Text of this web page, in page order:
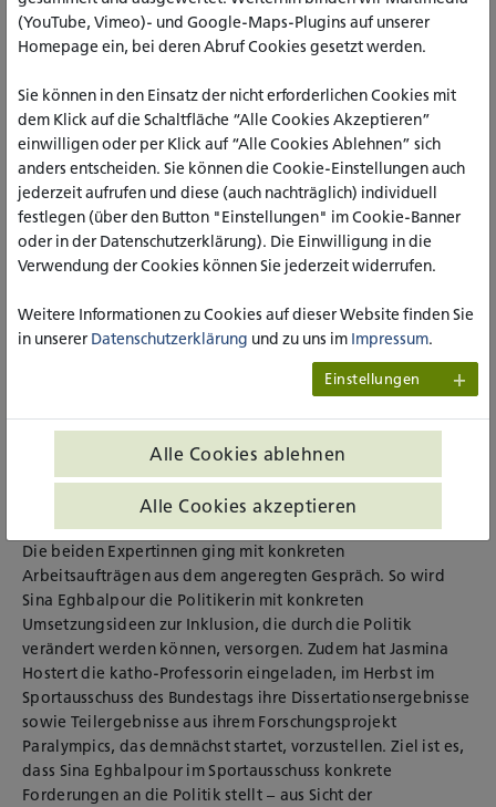
In kleineren Schritten denken, um
das Ziel langfristig zu erreichen
Die SPD-Abgeordnete berichtete, dass das Inklusionsthema
dennoch in allen Bundestagsausschüssen Thema sei.
Zumindest in der Theorie äußerten sich alle für eine inklusive
Gesellschaft, aber in der Praxis scheitere es an der
Umsetzung, vor allem an den finanziellen Mitteln und dem
damit verbundene Arbeitsaufwand. Daher vertritt die
Politikerin die Meinung, dass man in kleineren Schritten
denken solle, um das Ziel langfristig zu erreichen. Größere
Pläne „überfallen“ die Menschen und sind meistens mit viel
Geld und viel Aufwand verbunden. Kleinere Pläne könnten
hingegen eher umgesetzt werden und führten langfristig
Bald die Chance, im Sportausschuss
des Bundestags konkrete
Forderungen an die Politik zu
Die beiden Expertinnen ging mit konkreten
Arbeitsaufträgen aus dem angeregten Gespräch. So wird
Sina Eghbalpour die Politikerin mit konkreten
Umsetzungsideen zur Inklusion, die durch die Politik
verändert werden können, versorgen. Zudem hat Jasmina
Hostert die katho-Professorin eingeladen, im Herbst im
Sportausschuss des Bundestags ihre Dissertationsergebnisse
sowie Teilergebnisse aus ihrem Forschungsprojekt
Paralympics, das demnächst startet, vorzustellen. Ziel ist es,
dass Sina Eghbalpour im Sportausschuss konkrete
Forderungen an die Politik stellt – aus Sicht der
(YouTube, Vimeo)- und Google-Maps-Plugins auf unserer
Homepage ein, bei deren Abruf Cookies gesetzt werden.
Sie können in den Einsatz der nicht erforderlichen Cookies mit
dem Klick auf die Schaltfläche “Alle Cookies Akzeptieren”
einwilligen oder per Klick auf “Alle Cookies Ablehnen” sich
anders entscheiden. Sie können die Cookie-Einstellungen auch
jederzeit aufrufen und diese (auch nachträglich) individuell
festlegen (über den Button "Einstellungen" im Cookie-Banner
oder in der Datenschutzerklärung). Die Einwilligung in die
Verwendung der Cookies können Sie jederzeit widerrufen.
Weitere Informationen zu Cookies auf dieser Website finden Sie
in unserer Datenschutzerklärung und zu uns im Impressum.
Einstellungen
Alle Cookies ablehnen
Alle Cookies akzeptieren